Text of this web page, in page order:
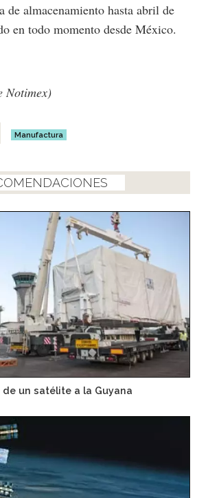
de almacenamiento hasta abril de
en todo momento desde México.
Notimex)
Manufactura
un satélite a la Guyana